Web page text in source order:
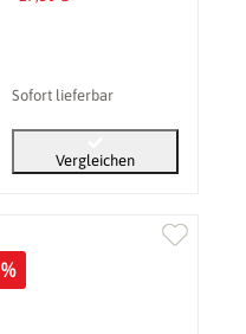
Sofort lieferbar
Vergleichen
%